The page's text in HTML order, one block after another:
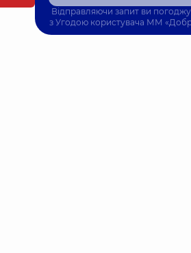
Відправляючи запит ви
з Угодою користувача ММ